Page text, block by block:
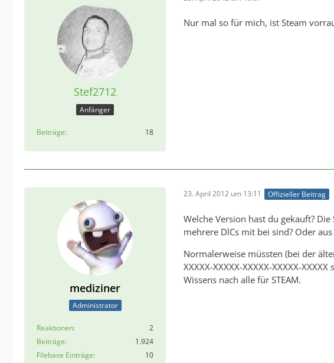
Stef2712
Anfänger
Beiträge 18
Nur mal so für mich, ist Steam
mediziner
Administrator
Reaktionen
2
Beiträge
1.924
Filebase Einträge
10
23. April 2012 um 13:11 Offizieller Beitrag
Welche Version hast du gekauft?
mehrere DlCs mit bei sind? Oder
Normalerweise müssten (bei der
XXXXX-XXXXX-XXXXX-XXXXX-
Wissens nach alle für STEAM.